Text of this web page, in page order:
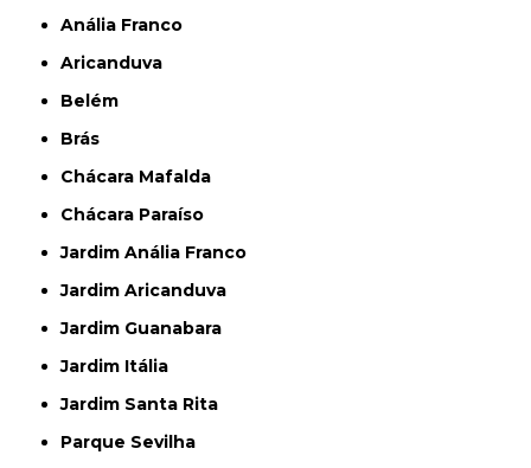
Anália Franco
Aricanduva
Belém
Brás
Chácara Mafalda
Chácara Paraíso
Jardim Anália Franco
Jardim Aricanduva
Jardim Guanabara
Jardim Itália
Jardim Santa Rita
Parque Sevilha